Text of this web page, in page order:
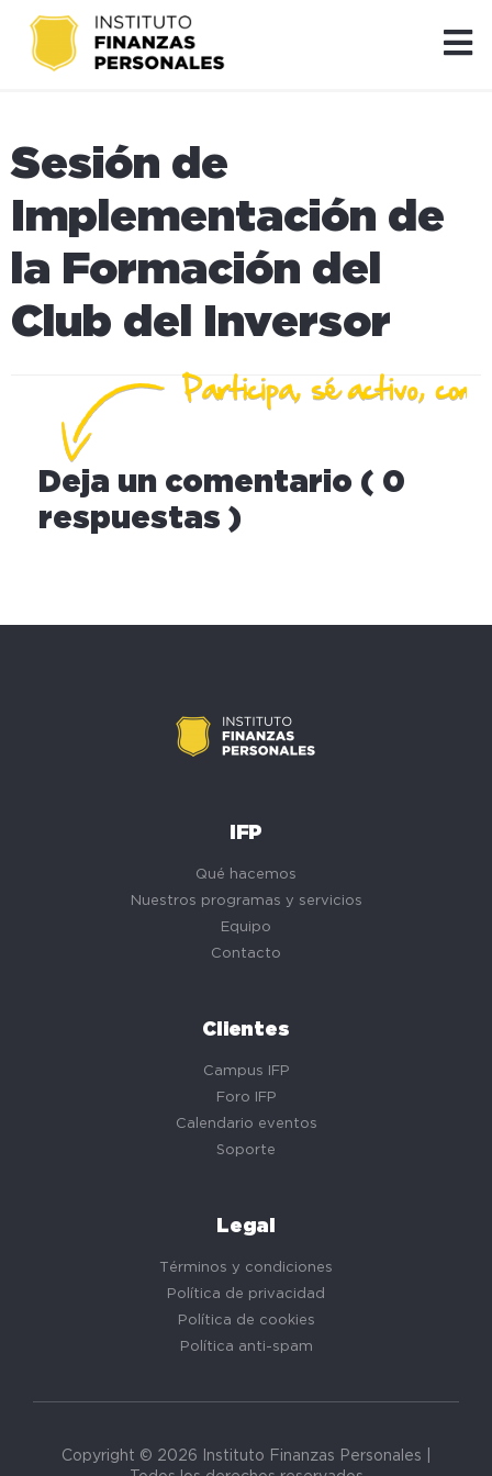
Sesión de
Implementación de
la Formación del
Club del Inversor
Deja un comentario ( 0
respuestas )
IFP
Qué hacemos
Nuestros programas y servicios
Equipo
Contacto
Clientes
Campus IFP
Foro IFP
Calendario eventos
Soporte
Legal
Términos y condiciones
Política de privacidad
Política de cookies
Política anti-spam
Copyright © 2026 Instituto Finanzas Personales |